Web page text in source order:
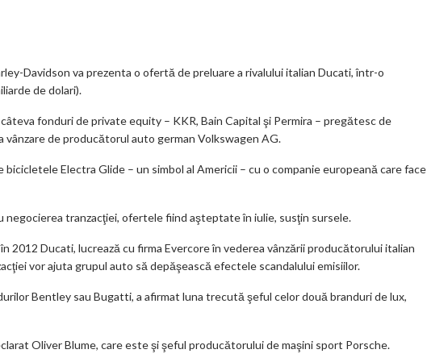
m
o
k
m
ar
ks
Davidson va prezenta o ofertă de preluare a rivalului italian Ducati, într-o
de dolari).
fonduri de private equity – KKR, Bain Capital şi Permira – pregătesc de
de producătorul auto german Volkswagen AG.
Electra Glide – un simbol al Americii – cu o companie europeană care face
negocierea tranzacţiei, ofertele fiind aşteptate în iulie, susţin sursele.
2012 Ducati, lucrează cu firma Evercore în vederea vânzării producătorului italian
vor ajuta grupul auto să depăşească efectele scandalului emisiilor.
Bentley sau Bugatti, a afirmat luna trecută şeful celor două branduri de lux,
Oliver Blume, care este şi şeful producătorului de maşini sport Porsche.